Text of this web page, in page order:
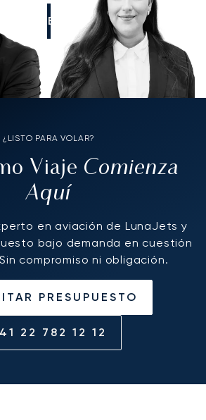
LLÁMENOS
¿LISTO PARA VOLAR?
Viaje Comienza
Aquí
en aviación de LunaJets y
bajo demanda en cuestión
compromiso ni obligación.
PRESUPUESTO
22 782 12 12